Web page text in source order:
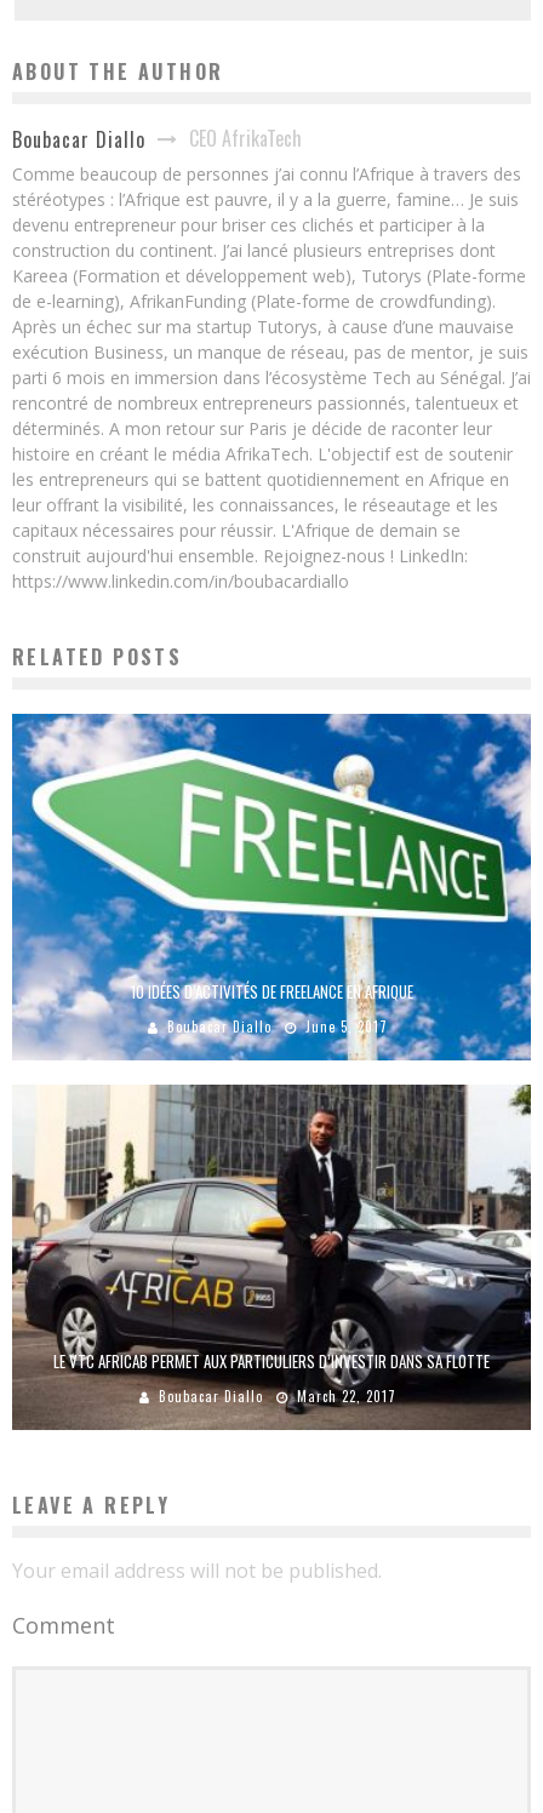
ABOUT THE AUTHOR
Boubacar Diallo CEO AfrikaTech
Comme beaucoup de personnes j’ai connu l’Afrique à travers des
stéréotypes : l’Afrique est pauvre, il y a la guerre, famine… Je suis
devenu entrepreneur pour briser ces clichés et participer à la
construction du continent. J’ai lancé plusieurs entreprises dont
Kareea (Formation et développement web), Tutorys (Plate-forme
de e-learning), AfrikanFunding (Plate-forme de crowdfunding).
Après un échec sur ma startup Tutorys, à cause d’une mauvaise
exécution Business, un manque de réseau, pas de mentor, je suis
parti 6 mois en immersion dans l’écosystème Tech au Sénégal. J’ai
rencontré de nombreux entrepreneurs passionnés, talentueux et
déterminés. A mon retour sur Paris je décide de raconter leur
histoire en créant le média AfrikaTech. L'objectif est de soutenir
les entrepreneurs qui se battent quotidiennement en Afrique en
leur offrant la visibilité, les connaissances, le réseautage et les
capitaux nécessaires pour réussir. L'Afrique de demain se
construit aujourd'hui ensemble. Rejoignez-nous ! LinkedIn:
https://www.linkedin.com/in/boubacardiallo
RELATED POSTS
10 IDÉES D’ACTIVITÉS DE FREELANCE EN AFRIQUE
Boubacar Diallo June 5, 2017
LE VTC AFRICAB PERMET AUX PARTICULIERS D’INVESTIR DANS SA FLOTTE
Boubacar Diallo March 22, 2017
LEAVE A REPLY
Your email address will not be published.
Comment